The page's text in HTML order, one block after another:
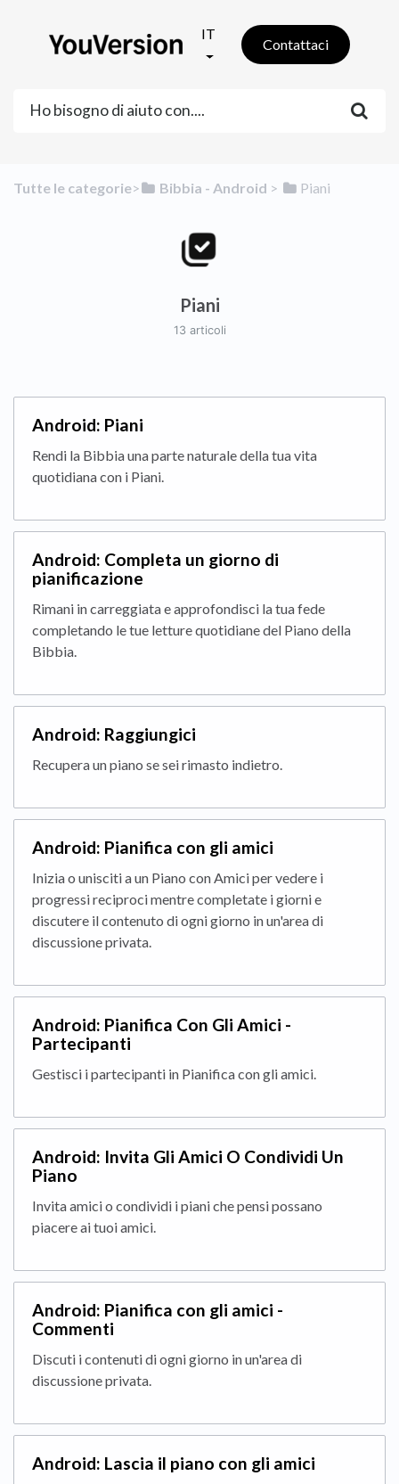
IT
Contattaci
Tutte le categorie​>​ ​Bibbia - Android ​ > ​ ​Piani
Piani
13 articoli
Android: Piani
Rendi la Bibbia una parte naturale della tua vita
quotidiana con i Piani.
Android: Completa un giorno di
pianificazione
Rimani in carreggiata e approfondisci la tua fede
completando le tue letture quotidiane del Piano della
Bibbia.
Android: Raggiungici
Recupera un piano se sei rimasto indietro.
Android: Pianifica con gli amici
Inizia o unisciti a un Piano con Amici per vedere i
progressi reciproci mentre completate i giorni e
discutere il contenuto di ogni giorno in un'area di
discussione privata.
Android: Pianifica Con Gli Amici -
Partecipanti
Gestisci i partecipanti in Pianifica con gli amici.
Android: Invita Gli Amici O Condividi Un
Piano
Invita amici o condividi i piani che pensi possano
piacere ai tuoi amici.
Android: Pianifica con gli amici -
Commenti
Discuti i contenuti di ogni giorno in un'area di
discussione privata.
Android: Lascia il piano con gli amici